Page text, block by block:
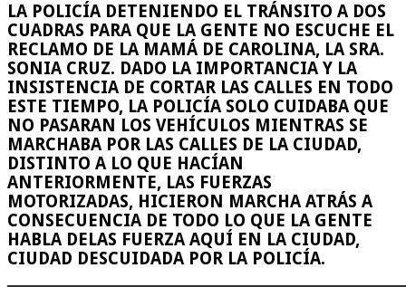
LA POLICÍA DETENIENDO EL TRÁNSITO A DOS
CUADRAS PARA QUE LA GENTE NO ESCUCHE EL
RECLAMO DE LA MAMÁ DE CAROLINA, LA SRA.
SONIA CRUZ. DADO LA IMPORTANCIA Y LA
INSISTENCIA DE CORTAR LAS CALLES EN TODO
ESTE TIEMPO, LA POLICÍA SOLO CUIDABA QUE
NO PASARAN LOS VEHÍCULOS MIENTRAS SE
MARCHABA POR LAS CALLES DE LA CIUDAD,
DISTINTO A LO QUE HACÍAN
ANTERIORMENTE, LAS FUERZAS
MOTORIZADAS, HICIERON MARCHA ATRÁS A
CONSECUENCIA DE TODO LO QUE LA GENTE
HABLA DELAS FUERZA AQUÍ EN LA CIUDAD,
CIUDAD DESCUIDADA POR LA POLICÍA.